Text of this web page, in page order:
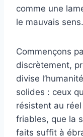
comme une
le mauvais sens.
Commençons
discrètement,
divise
solides : ceux
résistent au réel
friables, que la
faits suffit à